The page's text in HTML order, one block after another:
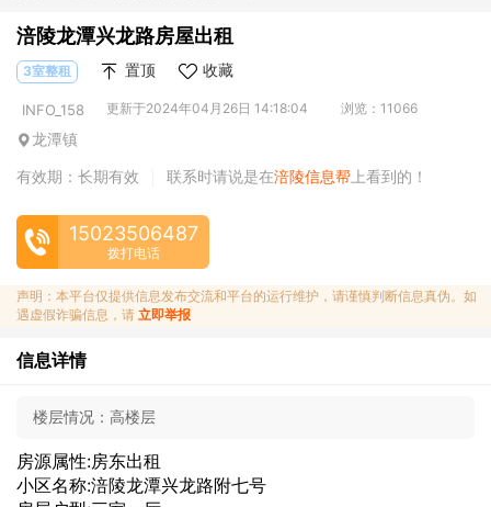
涪陵龙潭兴龙路房屋出租
3室整租 置顶 收藏
INFO_158 更新于2024年04月26日 14:18:04 浏览：11066
龙潭镇
有效期：长期有效
联系时请说是在涪陵信息帮 上看到的！
15023506487
拨打电话
声明：本平台仅提供信息发布交流和平台的运行维护，请谨慎判断信息真伪。如
遇虚假诈骗信息，请 立即举报
信息详情
楼层情况： 高楼层
房源属性:房东出租
小区名称:涪陵龙潭兴龙路附七号